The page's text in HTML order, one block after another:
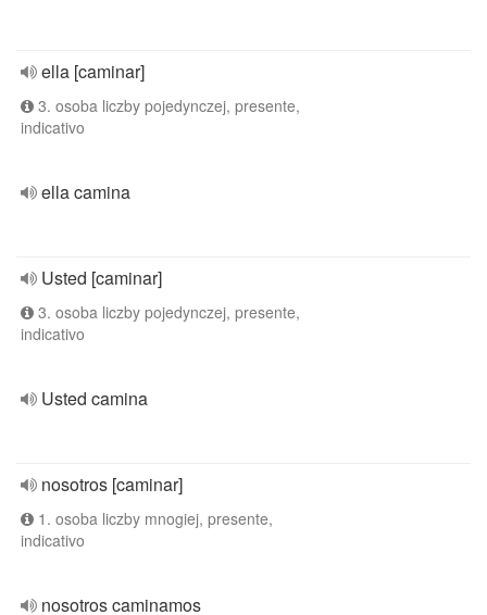
ella [caminar]
3. osoba liczby pojedynczej, presente,
indicativo
ella camina
Usted [caminar]
3. osoba liczby pojedynczej, presente,
indicativo
Usted camina
nosotros [caminar]
1. osoba liczby mnogiej, presente,
indicativo
nosotros caminamos